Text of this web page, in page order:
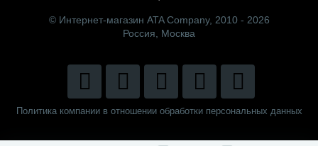
© Интернет-магазин ATA Company, 2010 - 2026
Россия, Москва
Политика компании в отношении обработки персональных данных